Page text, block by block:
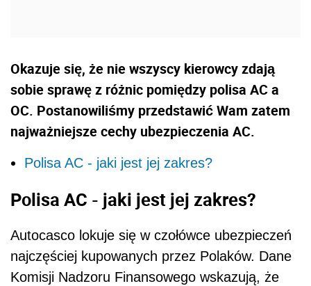
Okazuje się, że nie wszyscy kierowcy zdają
sobie sprawę z różnic pomiędzy polisa AC a
OC. Postanowiliśmy przedstawić Wam zatem
najważniejsze cechy ubezpieczenia AC.
Polisa AC - jaki jest jej zakres?
Polisa AC - jaki jest jej zakres?
Autocasco lokuje się w czołówce ubezpieczeń
najczęściej kupowanych przez Polaków. Dane
Komisji Nadzoru Finansowego wskazują, że